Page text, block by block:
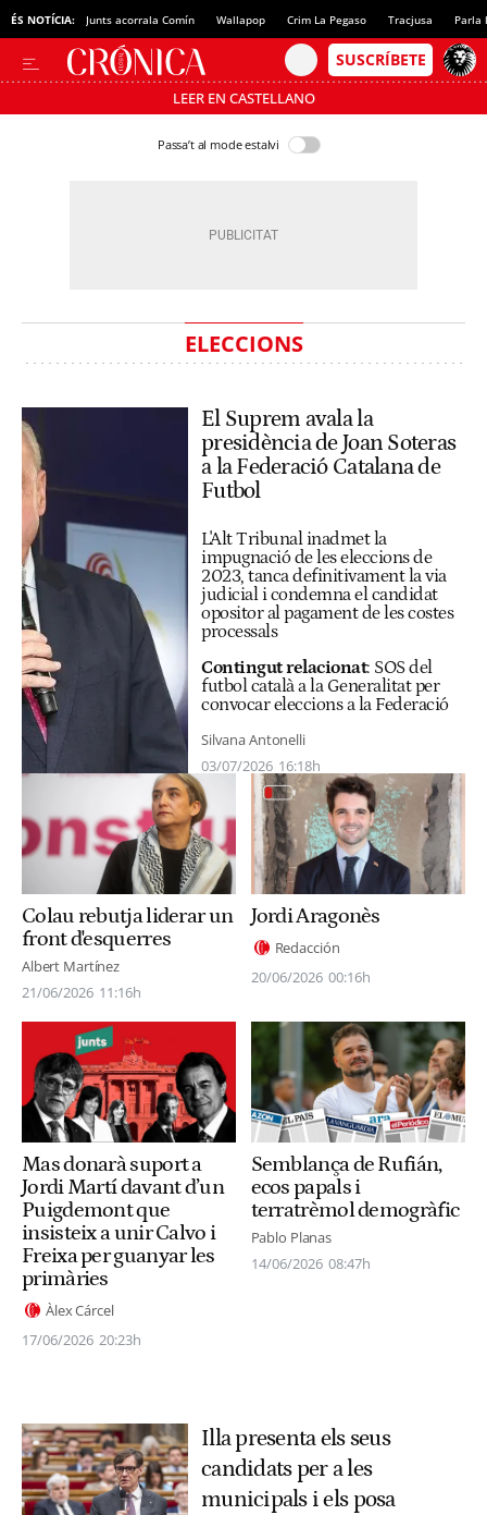
ÉS NOTÍCIA: Junts acorrala Comín Wallapop Crim La Pegaso Tracjusa Parla
LEER EN CASTELLANO
Passa’t al mode estalvi
ELECCIONS
El Suprem avala la
presidència de Joan Soteras
a la Federació Catalana de
Futbol
L'Alt Tribunal inadmet la
impugnació de les eleccions de
2023, tanca definitivament la via
judicial i condemna el candidat
opositor al pagament de les costes
processals
Contingut relacionat: SOS del
futbol català a la Generalitat per
convocar eleccions a la Federació
Silvana Antonelli
03/07/2026 16:18h
Colau rebutja liderar un
front d'esquerres
Albert Martínez
21/06/2026 11:16h
Jordi Aragonès
Redacción
20/06/2026 00:16h
Mas donarà suport a
Jordi Martí davant d’un
Puigdemont que
insisteix a unir Calvo i
Freixa per guanyar les
primàries
Àlex Cárcel
17/06/2026 20:23h
Semblança de Rufián,
ecos papals i
terratrèmol demogràfic
Pablo Planas
14/06/2026 08:47h
Illa presenta els seus
candidats per a les
municipals i els posa